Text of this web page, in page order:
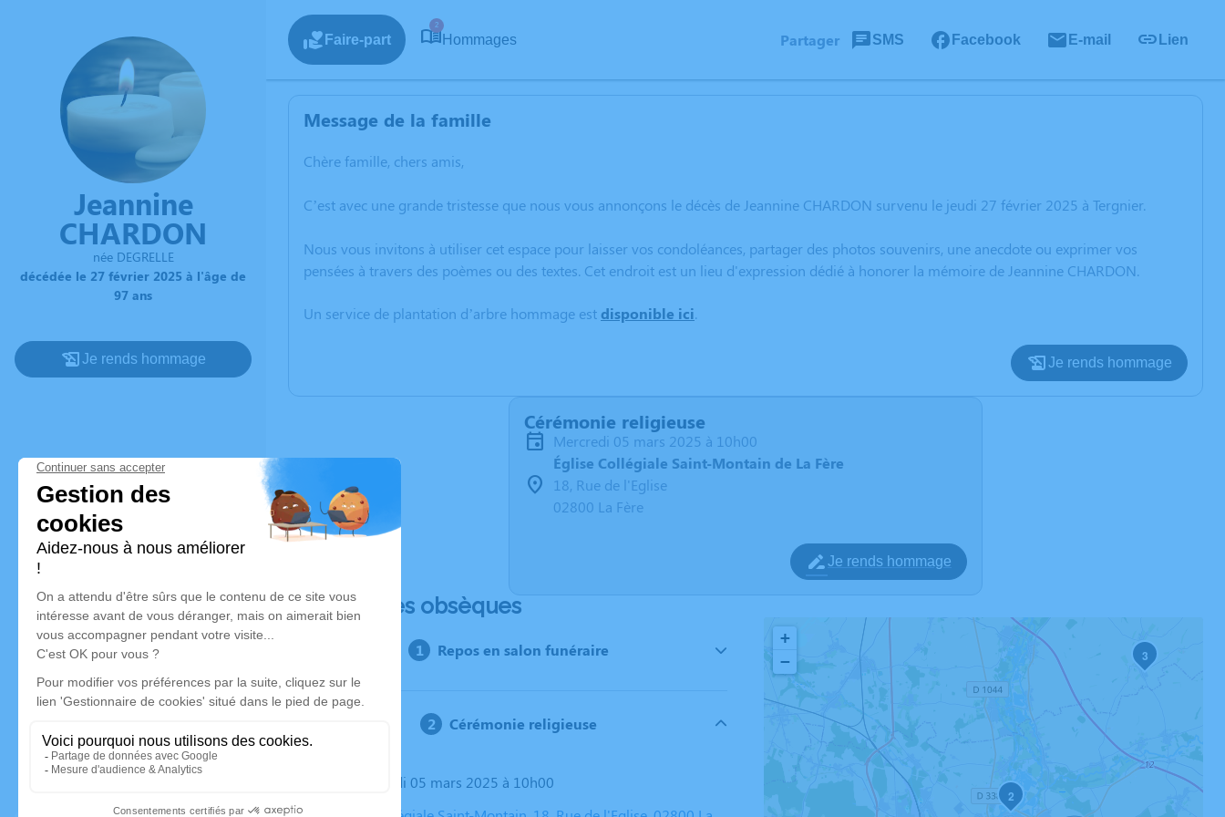
Jeannine
CHARDON
née DEGRELLE
décédée le 27 février 2025 à l'âge de
97 ans
Je rends hommage
Faire-part
2
Hommages Partager SMS Facebook E-mail Lien
Message de la famille
Chère famille, chers amis,
C’est avec une grande tristesse que nous vous annonçons le décès de Jeannine CHARDON survenu le jeudi 27 février 2025 à Tergnier.
Nous vous invitons à utiliser cet espace pour laisser vos condoléances, partager des photos souvenirs, une anecdote ou exprimer vos
pensées à travers des poèmes ou des textes. Cet endroit est un lieu d'expression dédié à honorer la mémoire de Jeannine CHARDON.
Un service de plantation d’arbre hommage est disponible ici.
Je rends hommage
Cérémonie religieuse
mercredi 05 mars 2025 à 10h00
Église Collégiale Saint-Montain de La Fère
18, Rue de l'Eglise
02800 La Fère
Je rends hommage
Déroulé des obsèques
Repos en salon funéraire
Cérémonie religieuse
Le mercredi 05 mars 2025 à 10h00
2
3
+
−